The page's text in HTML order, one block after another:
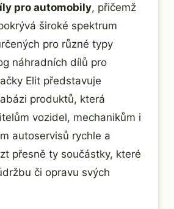
pro automobily, přičemž
široké spektrum
pro různé typy
náhradních dílů pro
Elit představuje
produktů, která
vozidel, mechanikům i
autoservisů rychle a
přesně ty součástky, které
či opravu svých